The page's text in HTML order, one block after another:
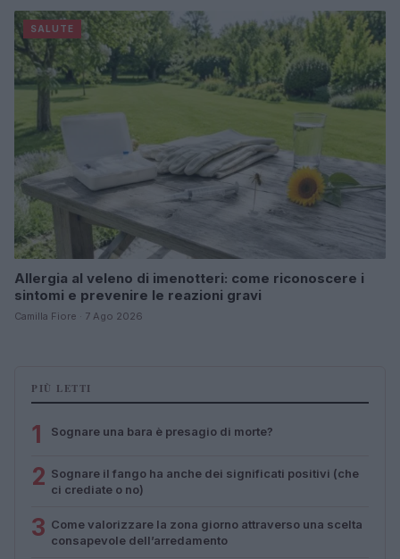
SALUTE
Allergia al veleno di imenotteri: come riconoscere i
sintomi e prevenire le reazioni gravi
Camilla Fiore · 7 Ago 2026
PIÙ LETTI
1 Sognare una bara è presagio di morte?
2 Sognare il fango ha anche dei significati positivi (che
ci crediate o no)
3 Come valorizzare la zona giorno attraverso una scelta
consapevole dell’arredamento